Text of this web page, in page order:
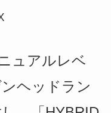
ュアルレベ
ヘッドラン